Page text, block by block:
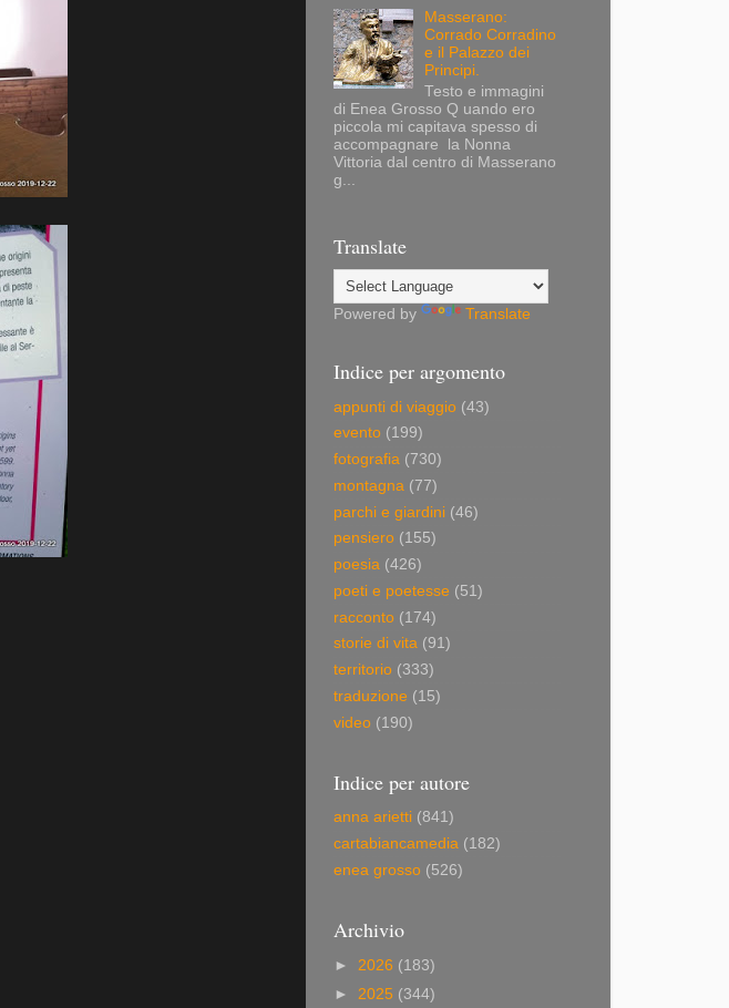
Masserano:
Corrado Corradino
e il Palazzo dei
Principi.
Testo e immagini
di Enea Grosso Q uando ero
piccola mi capitava spesso di
accompagnare la Nonna
Vittoria dal centro di Masserano
g...
Translate
Powered by Translate
Indice per argomento
appunti di viaggio (43)
evento (199)
fotografia (730)
montagna (77)
parchi e giardini (46)
pensiero (155)
poesia (426)
poeti e poetesse (51)
racconto (174)
storie di vita (91)
territorio (333)
traduzione (15)
video (190)
Indice per autore
anna arietti (841)
cartabiancamedia (182)
enea grosso (526)
Archivio
► 2026 (183)
► 2025 (344)